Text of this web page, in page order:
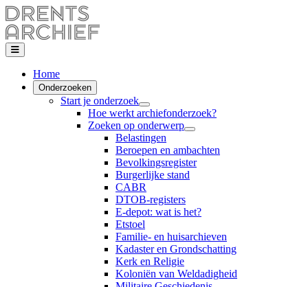
Home
Onderzoeken
Start je onderzoek
Hoe werkt archiefonderzoek?
Zoeken op onderwerp
Belastingen
Beroepen en ambachten
Bevolkingsregister
Burgerlijke stand
CABR
DTOB-registers
E-depot: wat is het?
Etstoel
Familie- en huisarchieven
Kadaster en Grondschatting
Kerk en Religie
Koloniën van Weldadigheid